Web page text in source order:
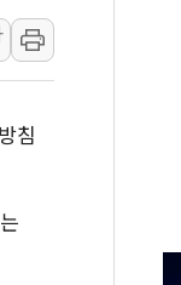
흉기 난동…60대 남성
에 손해 보는 일 없게
서 모터보트 전복…1
자 기림의 날 참석..."
'뻔뻔' 받아친 정청래…
재검토 지시…與 "적
침